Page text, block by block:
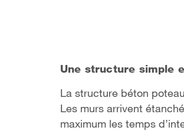
Une structure simple
La structure béton
Les murs arrivent
maximum les temps